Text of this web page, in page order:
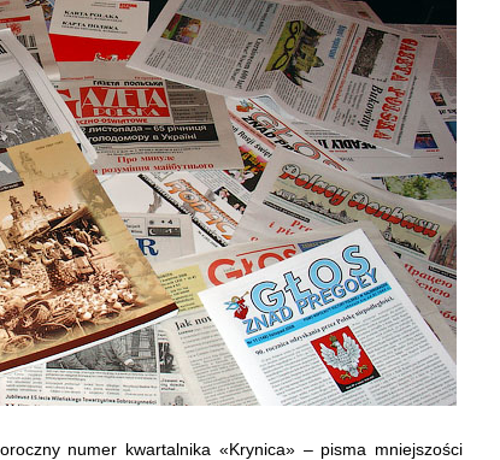
numer kwartalnika «Krynica» – pisma mniejszości